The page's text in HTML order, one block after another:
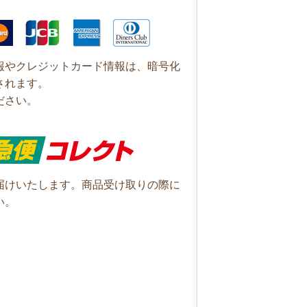
やクレジットカード情報は、暗号化
ます。
い。
けいたします。商品受け取りの際に